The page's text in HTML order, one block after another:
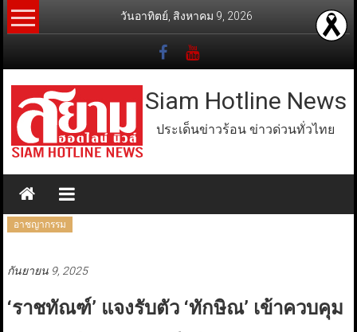
Skip
to
วันอาทิตย์, สิงหาคม 9, 2026
Siam Hotline News
ประเด็นข่าวร้อน ข่าวด่วนทั่วไทย
อาชญากรรม
กันยายน 9, 2025
‘ราชทัณฑ์’ แจงรับตัว ‘ทักษิณ’ เข้าควบคุม